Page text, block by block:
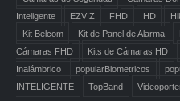
Inteligente
EZVIZ FHD HD
Kit Belcom
Kit de Panel de Alarma
Cámaras FHD
Kits de Cámaras HD
Inalámbrico
popularBiometricos
INTELIGENTE
TopBand